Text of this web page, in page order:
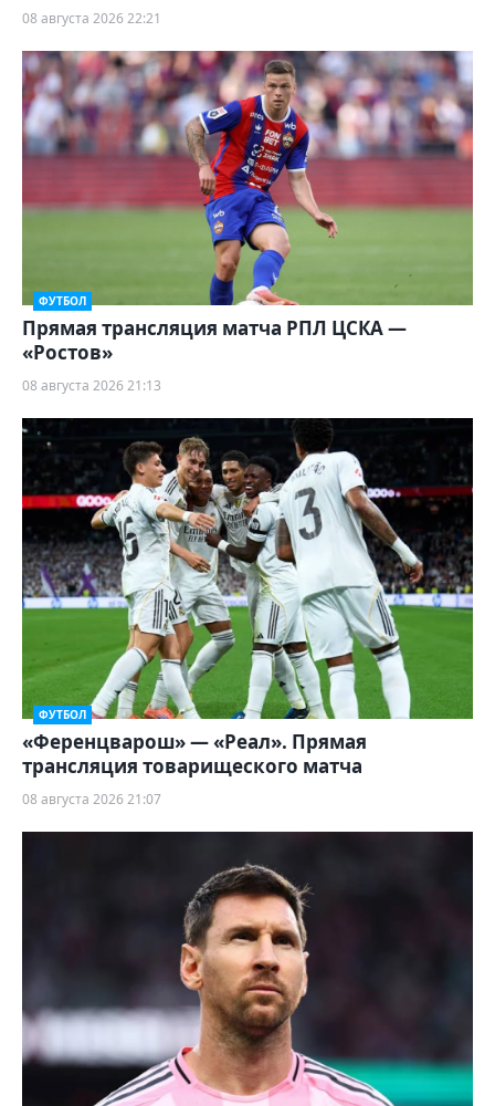
08 августа 2026 22:21
ФУТБОЛ
Прямая трансляция матча РПЛ ЦСКА —
«Ростов»
08 августа 2026 21:13
ФУТБОЛ
«Ференцварош» — «Реал». Прямая
трансляция товарищеского матча
08 августа 2026 21:07